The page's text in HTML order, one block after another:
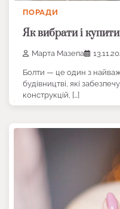
ПОРАДИ
Як вибрати і
Марта Мазепа
Болти — це один з
будівництві, які
конструкцій, […]